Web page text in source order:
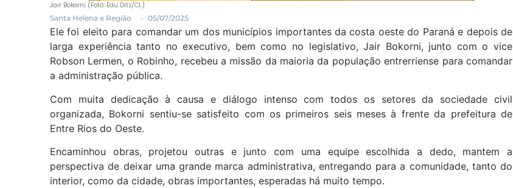
Jair Bokorni (Foto: Edu Ditz/CL)
Santa Helena e Região
- 05/07/2025
Ele foi eleito para comandar um dos municípios importantes da costa oeste do Paraná e depois de
larga experiência tanto no executivo, bem como no legislativo, Jair Bokorni, junto com o vice
Robson Lermen, o Robinho, recebeu a missão da maioria da população entrerriense para comandar
a administração pública.
Com muita dedicação à causa e diálogo intenso com todos os setores da sociedade civil
organizada, Bokorni sentiu-se satisfeito com os primeiros seis meses à frente da prefeitura de
Entre Rios do Oeste.
Encaminhou obras, projetou outras e junto com uma equipe escolhida a dedo, mantem a
perspectiva de deixar uma grande marca administrativa, entregando para a comunidade, tanto do
interior, como da cidade, obras importantes, esperadas há muito tempo.